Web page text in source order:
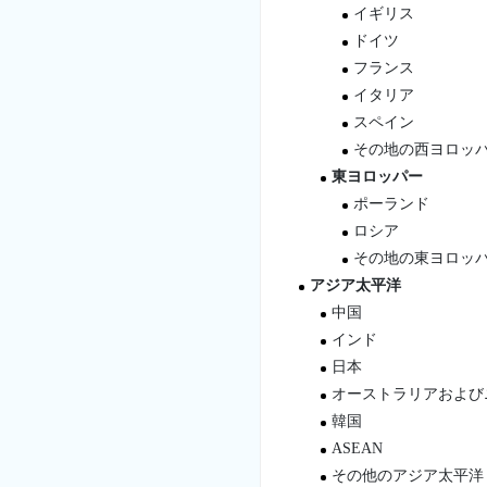
イギリス
ドイツ
フランス
イタリア
スペイン
その地の西ヨロッ
東ヨロッパー
ポーランド
ロシア
その地の東ヨロッ
アジア太平洋
中国
インド
日本
オーストラリアおよ
韓国
ASEAN
その他のアジア太平洋